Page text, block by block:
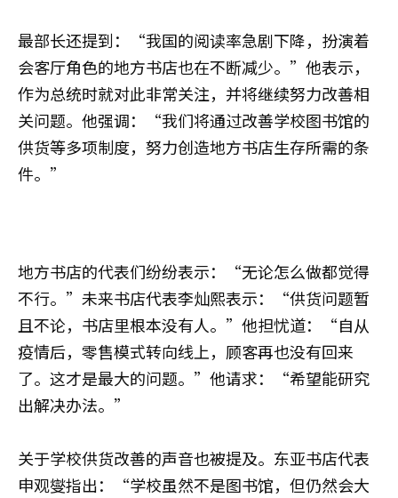
最部长还提到：“我国的阅读率急剧下降，扮演着
会客厅角色的地方书店也在不断减少。”他表示，
作为总统时就对此非常关注，并将继续努力改善相
关问题。他强调：“我们将通过改善学校图书馆的
供货等多项制度，努力创造地方书店生存所需的条
件。”
地方书店的代表们纷纷表示：“无论怎么做都觉得
不行。”未来书店代表李灿熙表示：“供货问题暂
且不论，书店里根本没有人。”他担忧道：“自从
疫情后，零售模式转向线上，顾客再也没有回来
了。这才是最大的问题。”他请求：“希望能研究
出解决办法。”
关于学校供货改善的声音也被提及。东亚书店代表
申观燮指出：“学校虽然不是图书馆，但仍然会大